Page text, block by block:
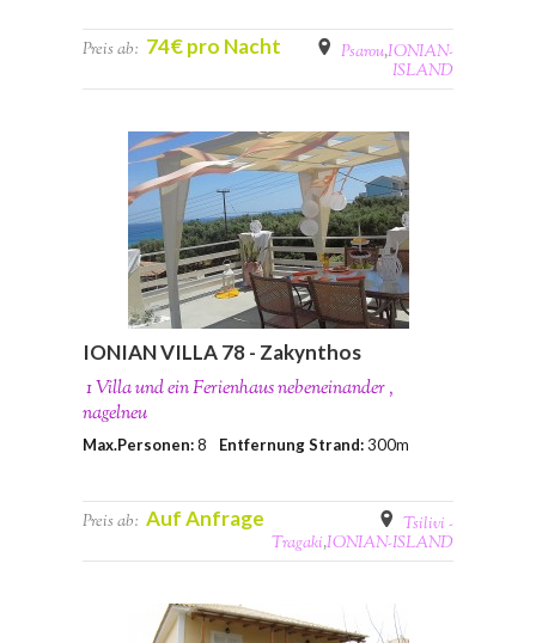
Preis ab: 74€ pro Nacht Psarou,IONIAN-
ISLAND
IONIAN VILLA 78 - Zakynthos
1 Villa und ein Ferienhaus nebeneinander ,
nagelneu
Max.Personen:8 Entfernung Strand:300m
Preis ab: Auf Anfrage
Tsilivi -
Tragaki,IONIAN-ISLAND